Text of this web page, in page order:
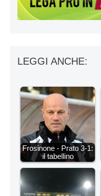
LEGGI ANCHE:
Frosinone - Prato 3-1:
il tabellino